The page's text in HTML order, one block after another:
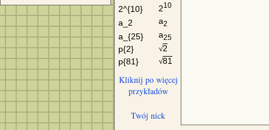
2^{10} 210
a_2 a2
a_{25} a25
p{2} √2
p{81}
√81
Kliknij po więcej
przykładów
Twój nick